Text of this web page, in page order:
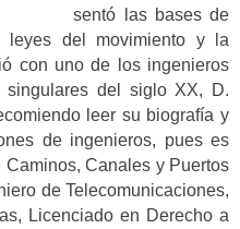
sentó las bases de
del movimiento y la
con uno de los ingenieros
singulares del siglo XX, D.
leer su biografía y
de ingenieros, pues es
Canales y Puertos
de Telecomunicaciones,
Licenciado en Derecho a